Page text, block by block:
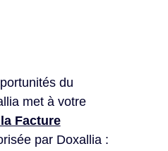
du
met à votre
Facture
par Doxallia :